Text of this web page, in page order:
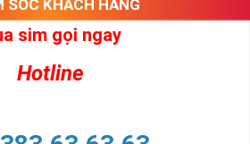
2
SÓC KHÁCH HÀNG
sim gọi ngay
Hotline